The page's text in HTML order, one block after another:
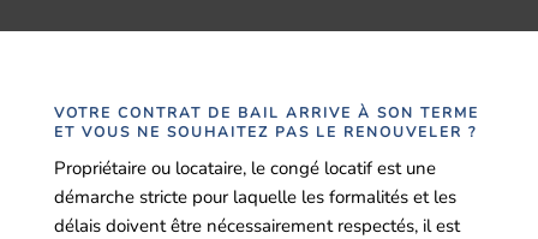
VOTRE CONTRAT DE BAIL ARRIVE À SON TERME
ET VOUS NE SOUHAITEZ PAS LE RENOUVELER ?
Propriétaire ou locataire, le congé locatif est une
démarche stricte pour laquelle les formalités et les
délais doivent être nécessairement respectés, il est